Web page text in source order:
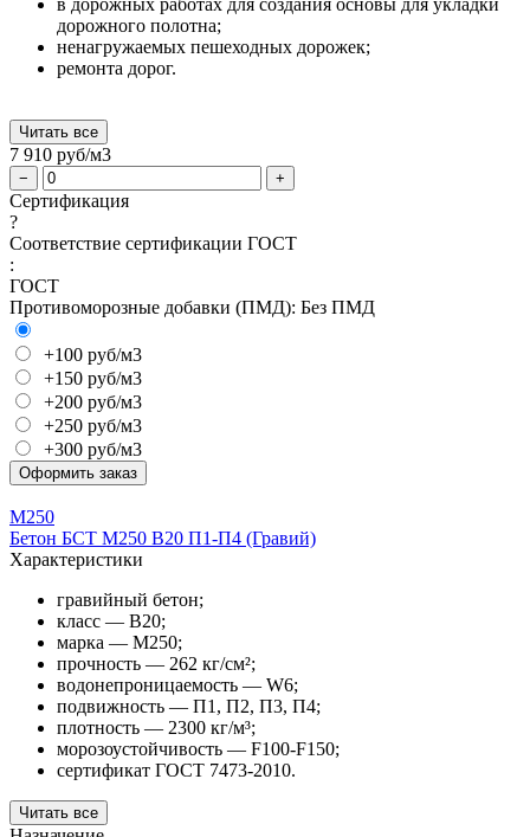
дорожного полотна;
ненагружаемых пешеходных дорожек;
ремонта дорог.
Читать все
7 910 руб/м3
− +
Сертификация
?
Соответствие сертификации ГОСТ
:
ГОСТ
Противоморозные добавки (ПМД): Без ПМД
+100 руб/м3
+150 руб/м3
+200 руб/м3
+250 руб/м3
+300 руб/м3
Оформить заказ
М250
Бетон БСТ М250 В20 П1-П4 (Гравий)
Характеристики
гравийный бетон;
класс — В20;
марка — М250;
прочность — 262 кг/см²;
водонепроницаемость — W6;
подвижность — П1, П2, П3, П4;
плотность — 2300 кг/м³;
морозоустойчивость — F100-F150;
сертификат ГОСТ 7473-2010.
Читать все